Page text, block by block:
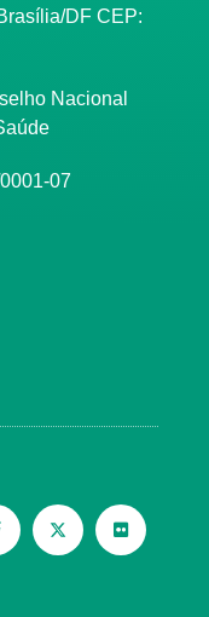
DF CEP:
Nacional
07